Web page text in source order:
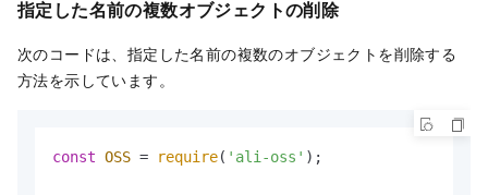
指定した名前の複数オブジェクトの削除
次のコードは、指定した名前の複数のオブジェクトを削除する
方法を示しています。
const OSS = require( 'ali-oss' );